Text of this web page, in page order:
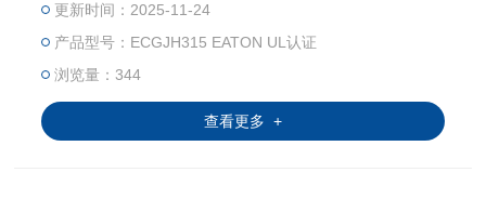
ROUSE-HINDS 总代理-Kunshan Beiyuan Electric Co.,Ltd
更新时间：2025-11-24
产品型号：ECGJH315 EATON UL认证
浏览量：344
查看更多 +